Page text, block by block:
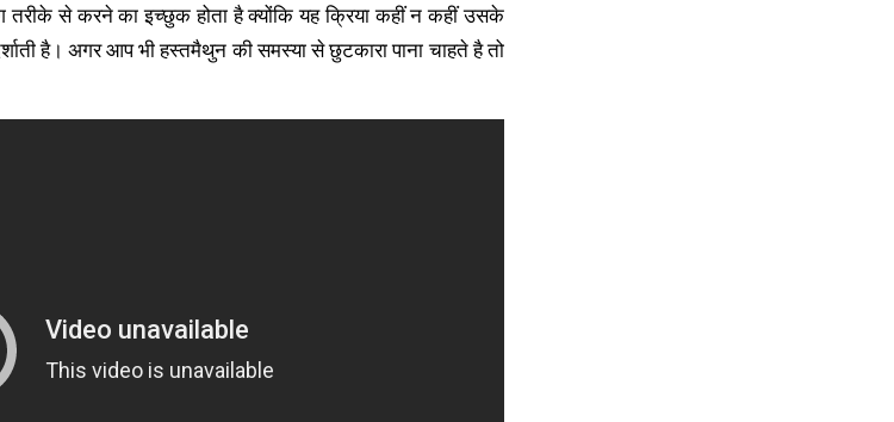
तरीके से करने का इच्छुक होता है क्योंकि यह क्रिया कहीं न कहीं उसके
है। अगर आप भी हस्तमैथुन की समस्या से छुटकारा पाना चाहते है तो